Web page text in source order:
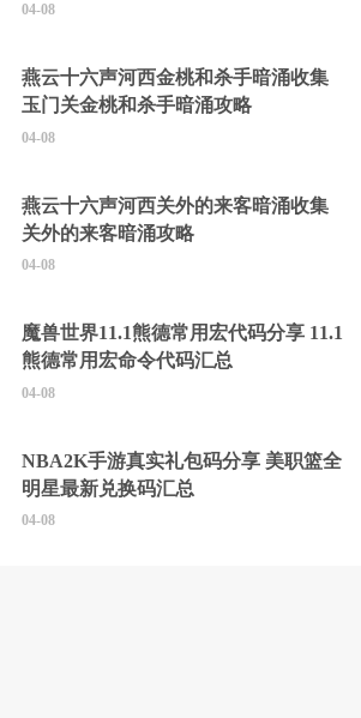
04-08
燕云十六声河西金桃和杀手暗涌收集
玉门关金桃和杀手暗涌攻略
04-08
燕云十六声河西关外的来客暗涌收集
关外的来客暗涌攻略
04-08
魔兽世界11.1熊德常用宏代码分享 11.1
熊德常用宏命令代码汇总
04-08
NBA2K手游真实礼包码分享 美职篮全
明星最新兑换码汇总
04-08